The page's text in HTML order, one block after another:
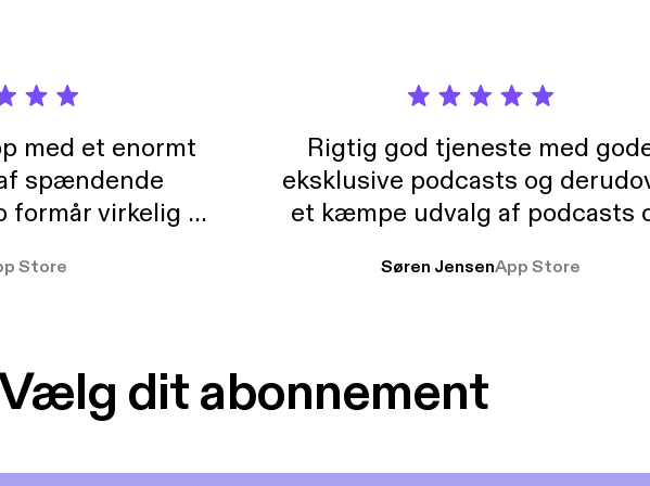
med et enormt
spændende
formår virkelig at
At der så også
Store
Rigtig god tjeneste med
eksklusive podcasts og
et kæmpe udvalg af podcasts
ikke andet så udelukkende pga
Søren JensenApp Store
dit abonnement